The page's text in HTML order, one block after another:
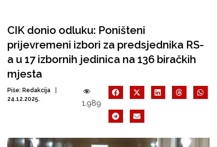
CIK donio odluku: Poništeni
prijevremeni izbori za predsjednika RS-
a u 17 izbornih jedinica na 136 biračkih
mjesta
Piše: Redakcija
24.12.2025.
1.989